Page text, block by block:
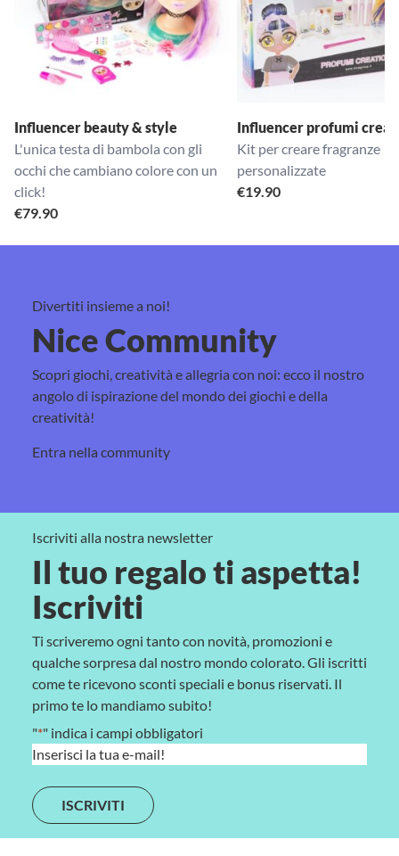
Influencer beauty & style
L'unica testa di bambola con gli
occhi che cambiano colore con un
click!
€79.90
Influencer profumi
Kit per creare fragranze
personalizzate
€19.90
Divertiti insieme a noi!
Nice Community
Scopri giochi, creatività e allegria con noi: ecco il nostro
angolo di ispirazione del mondo dei giochi e della
creatività!
Entra nella community
Iscriviti alla nostra newsletter
Il tuo regalo ti aspetta!
Iscriviti
Ti scriveremo ogni tanto con novità, promozioni e
qualche sorpresa dal nostro mondo colorato. Gli iscritti
come te ricevono sconti speciali e bonus riservati. Il
primo te lo mandiamo subito!
"*" indica i campi obbligatori
E
a
i
l